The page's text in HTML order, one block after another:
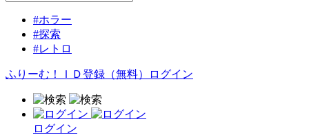
#ホラー
#探索
#レトロ
ふりーむ！ＩＤ登録（無料） ログイン
ログイン